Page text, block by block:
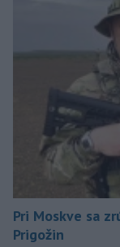
Pri Moskve sa
Prigožin